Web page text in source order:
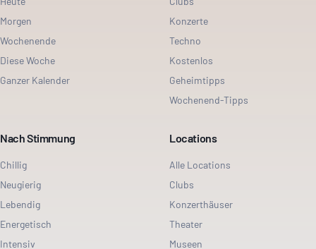
Morgen
Wochenende
Diese Woche
Ganzer Kalender
Konzerte
Techno
Kostenlos
Geheimtipps
Wochenend-Tipps
Nach Stimmung
Chillig
Neugierig
Lebendig
Energetisch
Intensiv
Locations
Alle Locations
Clubs
Konzerthäuser
Theater
Museen